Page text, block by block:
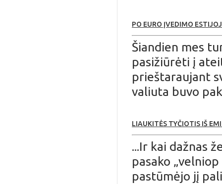
PO EURO ĮVEDIMO
Šiandien mes
pasižiūrėti į
prieštaraujant
valiuta buvo
LIAUKITĖS TYČIOTIS IŠ
...Ir kai dažnas
pasako
pastūmėjo jį